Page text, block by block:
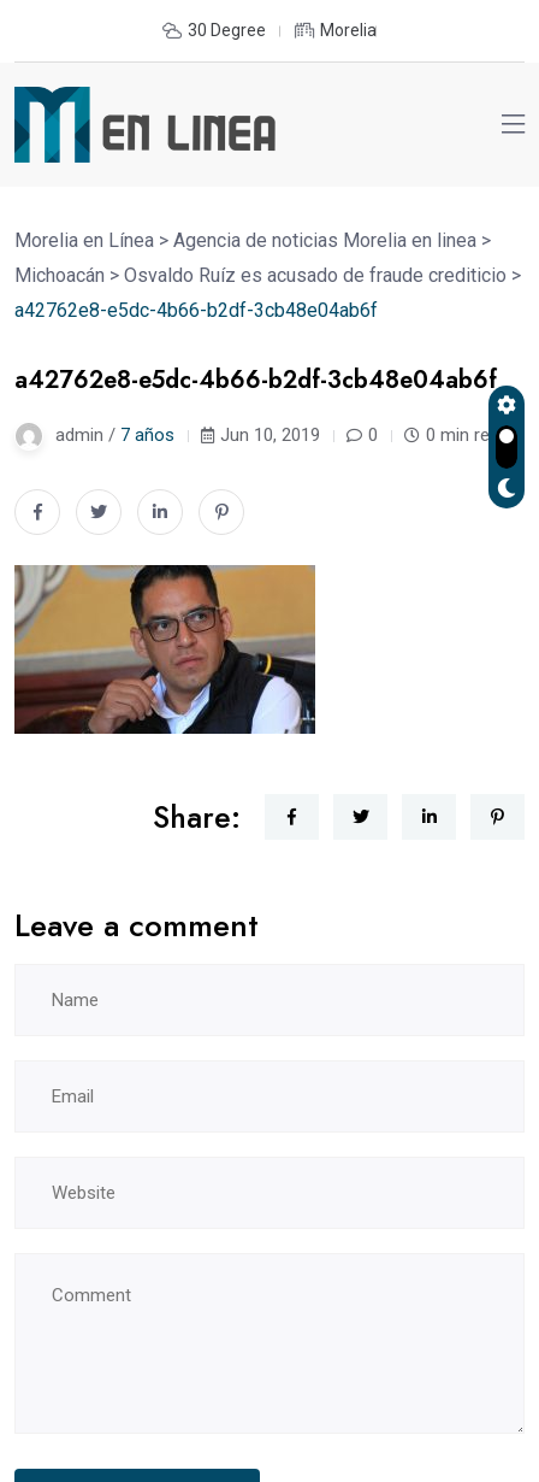
30 Degree Morelia
Morelia en Línea > Agencia de noticias Morelia en linea >
Michoacán > Osvaldo Ruíz es acusado de fraude crediticio >
a42762e8-e5dc-4b66-b2df-3cb48e04ab6f
a42762e8-e5dc-4b66-b2df-3cb48e04ab6f
admin / 7 años Jun 10, 2019 0 0 min read
Share:
Leave a comment